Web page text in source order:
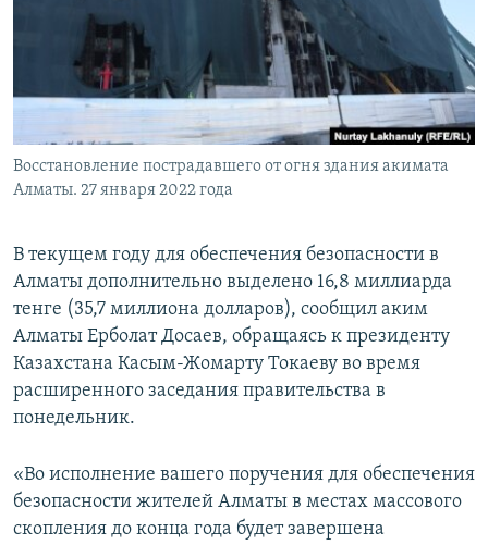
Восстановление пострадавшего от огня здания акимата
Алматы. 27 января 2022 года
В текущем году для обеспечения безопасности в
Алматы дополнительно выделено 16,8 миллиарда
тенге (35,7 миллиона долларов), сообщил аким
Алматы Ерболат Досаев, обращаясь к президенту
Казахстана Касым-Жомарту Токаеву во время
расширенного заседания правительства в
понедельник.
«Во исполнение вашего поручения для обеспечения
безопасности жителей Алматы в местах массового
скопления до конца года будет завершена